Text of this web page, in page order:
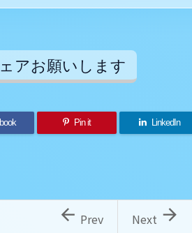
アお願いします
Pin it LinkedIn

Next
 Prev